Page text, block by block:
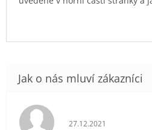
Hodnocení obchodu
27.12.2021